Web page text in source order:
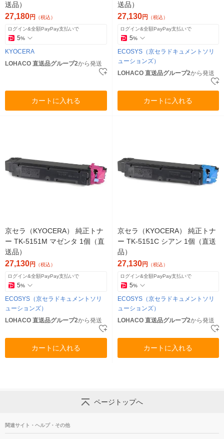
送品）
27,180円 （税込）
ログイン&全額PayPay支払いで
5%
KYOCERA
LOHACO 直送品グループ2から発送
カートに入れる
送品）
27,130円 （税込）
ログイン&全額PayPay支払いで
5%
ECOSYS（京セラドキュメントソリ
ューションズ）
LOHACO 直送品グループ2から発送
カートに入れる
京セラ（KYOCERA） 純正トナ
ー TK-5151M マゼンタ 1個（直
送品）
27,130円 （税込）
ログイン&全額PayPay支払いで
5%
ECOSYS（京セラドキュメントソリ
ューションズ）
LOHACO 直送品グループ2から発送
カートに入れる
京セラ（KYOCERA） 純正トナ
ー TK-5151C シアン 1個（直送
品）
27,130円 （税込）
ログイン&全額PayPay支払いで
5%
ECOSYS（京セラドキュメントソリ
ューションズ）
LOHACO 直送品グループ2から発送
カートに入れる
ページトップへ
関連サイト・ヘルプ・その他